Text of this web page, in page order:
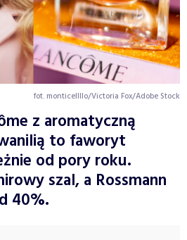
fot. monticellllo/Victoria Fox/Adobe Stock
z aromatyczną
to faworyt
od pory roku.
szal, a Rossmann
40%.